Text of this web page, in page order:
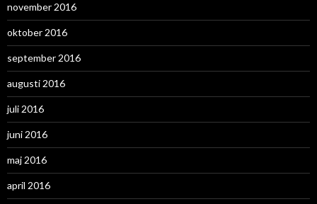
november 2016
oktober 2016
september 2016
augusti 2016
juli 2016
juni 2016
maj 2016
april 2016